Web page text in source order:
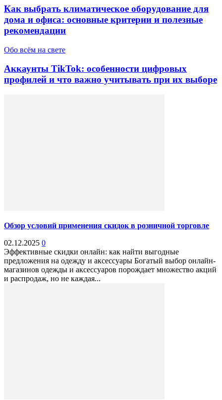
Как выбрать климатическое оборудование для
дома и офиса: основные критерии и полезные
рекомендации
Обо всём на свете
Аккаунты TikTok: особенности цифровых
профилей и что важно учитывать при их выборе
Обзор условий применения скидок в розничной торговле
02.12.2025 0
Эффективные скидки онлайн: как найти выгодные
предложения на одежду и аксессуары Богатый выбор онлайн-
магазинов одежды и аксессуаров порождает множество акций
и распродаж, но не каждая...